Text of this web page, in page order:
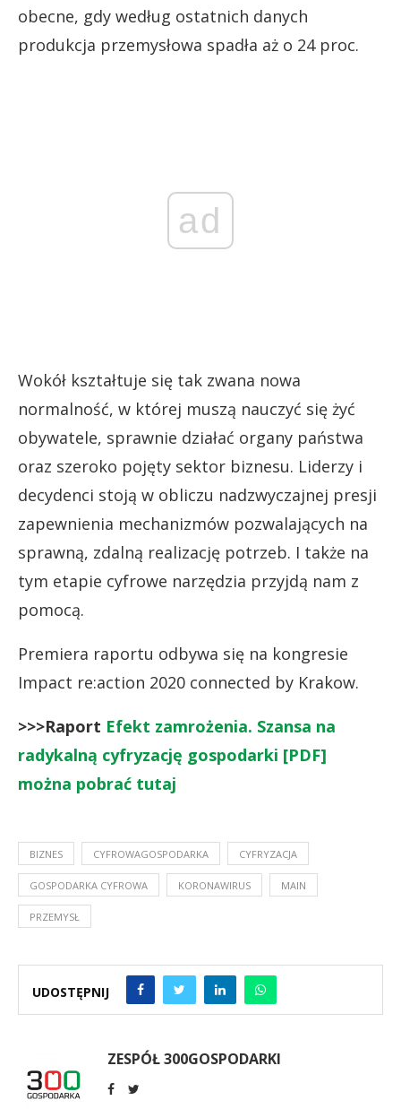
obecne, gdy według ostatnich danych
produkcja przemysłowa spadła aż o 24 proc.
ad
Wokół kształtuje się tak zwana nowa
normalność, w której muszą nauczyć się żyć
obywatele, sprawnie działać organy państwa
oraz szeroko pojęty sektor biznesu. Liderzy i
decydenci stoją w obliczu nadzwyczajnej presji
zapewnienia mechanizmów pozwalających na
sprawną, zdalną realizację potrzeb. I także na
tym etapie cyfrowe narzędzia przyjdą nam z
pomocą.
Premiera raportu odbywa się na kongresie
Impact re:action 2020 connected by Krakow.
>>>Raport Efekt zamrożenia. Szansa na
radykalną cyfryzację gospodarki [PDF]
można pobrać tutaj
BIZNES CYFROWAGOSPODARKA CYFRYZACJA
GOSPODARKA CYFROWA KORONAWIRUS MAIN
PRZEMYSŁ
UDOSTĘPNIJ
ZESPÓŁ 300GOSPODARKI